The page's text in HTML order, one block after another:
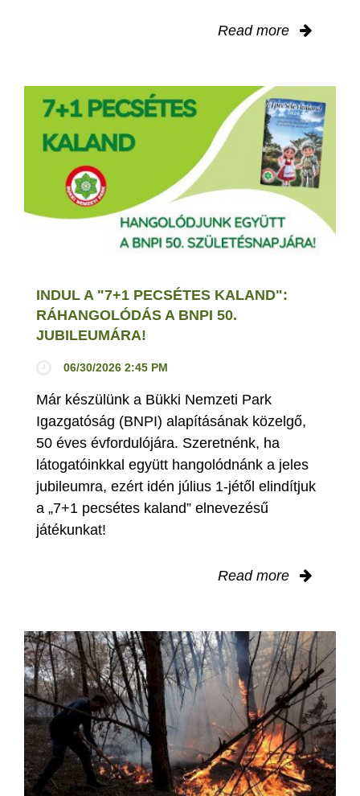
Read more
INDUL A "7+1 PECSÉTES KALAND":
RÁHANGOLÓDÁS A BNPI 50.
JUBILEUMÁRA!
06/30/2026 2:45 PM
Már készülünk a Bükki Nemzeti Park
Igazgatóság (BNPI) alapításának közelgő,
50 éves évfordulójára. Szeretnénk, ha
látogatóinkkal együtt hangolódnánk a jeles
jubileumra, ezért idén július 1-jétől elindítjuk
a „7+1 pecsétes kaland” elnevezésű
játékunkat!
Read more